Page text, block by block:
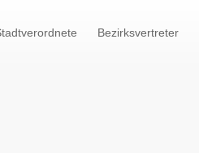
Bezirksvertreter